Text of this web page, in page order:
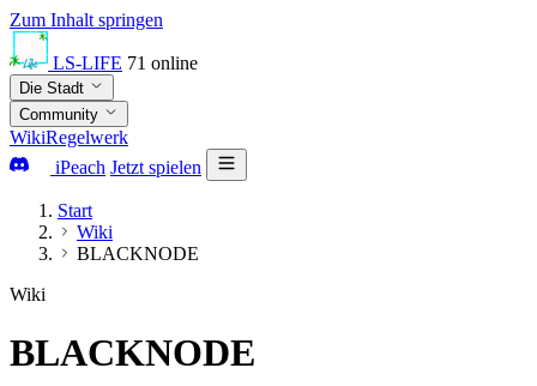
Zum Inhalt springen
LS-LIFE 71 online
Die Stadt
Community
WikiRegelwerk
iPeach Jetzt spielen
Start
Wiki
BLACKNODE
Wiki
BLACKNODE